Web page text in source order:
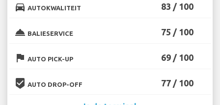
directions_car AUTOKWALITEIT 83 / 100
room_service BALIESERVICE 75 / 100
flag AUTO PICK-UP 69 / 100
beenhere AUTO DROP-OFF 77 / 100